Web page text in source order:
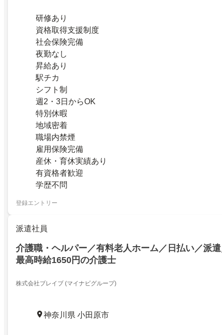
研修あり
資格取得支援制度
社会保険完備
夜勤なし
昇給あり
駅チカ
シフト制
週2・3日からOK
特別休暇
地域密着
職場内禁煙
雇用保険完備
産休・育休実績あり
有資格者歓迎
学歴不問
登録エントリー
派遣社員
介護職・ヘルパー／有料老人ホーム／日払い／派
最高時給1650円の介護士
株式会社ブレイブ (マイナビグループ)
神奈川県 小田原市